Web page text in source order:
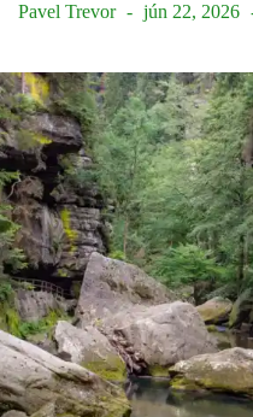
Pavel Trevor jún 22, 2026